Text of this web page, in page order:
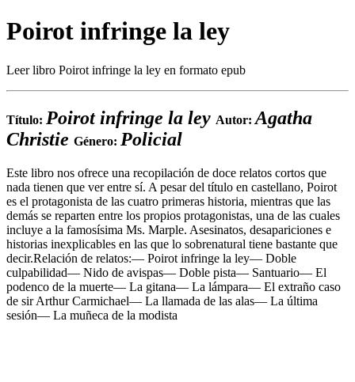
Poirot infringe la ley
Leer libro Poirot infringe la ley en formato epub
Título: Poirot infringe la ley Autor: Agatha
Christie Género: Policial
Este libro nos ofrece una recopilación de doce relatos cortos que
nada tienen que ver entre sí. A pesar del título en castellano, Poirot
es el protagonista de las cuatro primeras historia, mientras que las
demás se reparten entre los propios protagonistas, una de las cuales
incluye a la famosísima Ms. Marple. Asesinatos, desapariciones e
historias inexplicables en las que lo sobrenatural tiene bastante que
decir.Relación de relatos:— Poirot infringe la ley— Doble
culpabilidad— Nido de avispas— Doble pista— Santuario— El
podenco de la muerte— La gitana— La lámpara— El extraño caso
de sir Arthur Carmichael— La llamada de las alas— La última
sesión— La muñeca de la modista